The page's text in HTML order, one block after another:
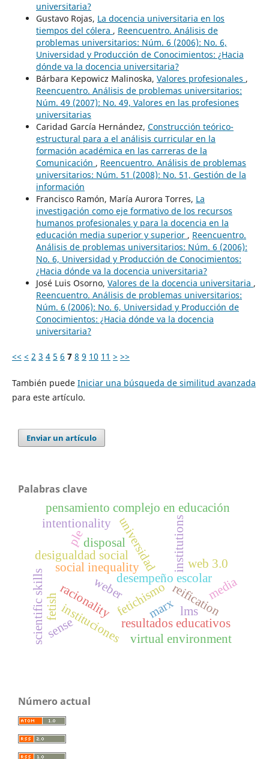
universitaria?
Gustavo Rojas, La docencia universitaria en los
tiempos del cólera , Reencuentro. Análisis de
problemas universitarios: Núm. 6 (2006): No. 6,
Universidad y Producción de Conocimientos: ¿Hacia
dónde va la docencia universitaria?
Bárbara Kepowicz Malinoska, Valores profesionales ,
Reencuentro. Análisis de problemas universitarios:
Núm. 49 (2007): No. 49, Valores en las profesiones
universitarias
Caridad García Hernández, Construcción teórico-
estructural para a el análisis curricular en la
formación académica en las carreras de la
Comunicación , Reencuentro. Análisis de problemas
universitarios: Núm. 51 (2008): No. 51, Gestión de la
información
Francisco Ramón, María Aurora Torres, La
investigación como eje formativo de los recursos
humanos profesionales y para la docencia en la
educación media superior y superior , Reencuentro.
Análisis de problemas universitarios: Núm. 6 (2006):
No. 6, Universidad y Producción de Conocimientos:
¿Hacia dónde va la docencia universitaria?
José Luis Osorno, Valores de la docencia universitaria ,
Reencuentro. Análisis de problemas universitarios:
Núm. 6 (2006): No. 6, Universidad y Producción de
Conocimientos: ¿Hacia dónde va la docencia
universitaria?
<< < 2 3 4 5 6 7 8 9 10 11 > >>
También puede Iniciar una búsqueda de similitud avanzada
para este artículo.
Enviar un artículo
Palabras clave
universidad
fetichismo
resultados educativos
desempeño escolar
social inequality
desigualdad social
racionality
weber
institutions
instituciones
fetish
disposal
reification
marx
media
scientific skills virtual environment
ple
lms
web 3.0
pensamiento complejo en educación
intentionality
sense
Número actual